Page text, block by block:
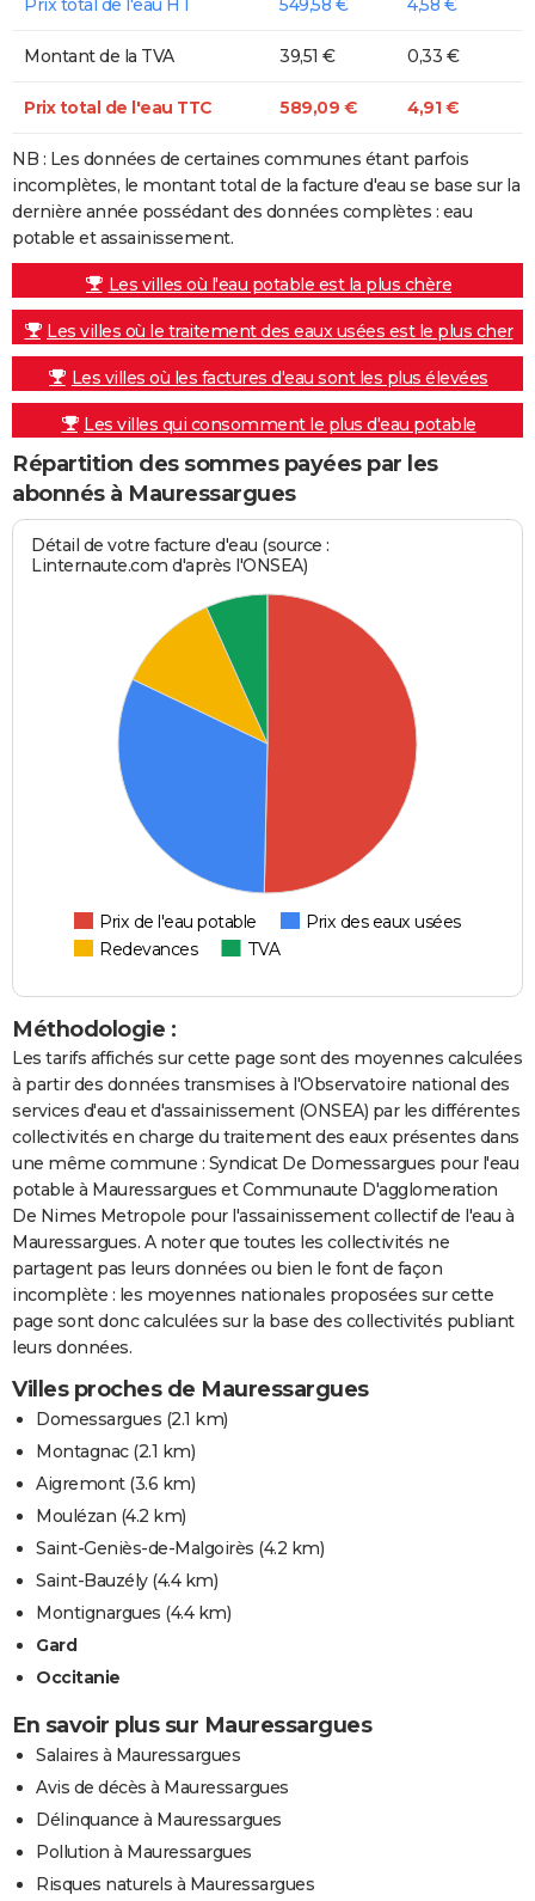
Montant de la TVA 39,51 € 0,33 €
Prix total de l'eau TTC 589,09 € 4,91 €
NB : Les données de certaines communes étant parfois
incomplètes, le montant total de la facture d'eau se base sur la
dernière année possédant des données complètes : eau
potable et assainissement.
Les villes où l'eau potable est la plus chère
Les villes où le traitement des eaux usées est le plus cher
Les villes où les factures d'eau sont les plus élevées
Les villes qui consomment le plus d'eau potable
Répartition des sommes payées par les
abonnés à Mauressargues
Détail de votre facture d'eau (source :
Linternaute.com d'après l'ONSEA)
Prix de l'eau potable
Prix des eaux usées
Redevances
TVA
Méthodologie :
Les tarifs affichés sur cette page sont des moyennes calculées
à partir des données transmises à l'Observatoire national des
services d'eau et d'assainissement (ONSEA) par les différentes
collectivités en charge du traitement des eaux présentes dans
une même commune : Syndicat De Domessargues pour l'eau
potable à Mauressargues et Communaute D'agglomeration
De Nimes Metropole pour l'assainissement collectif de l'eau à
Mauressargues. A noter que toutes les collectivités ne
partagent pas leurs données ou bien le font de façon
incomplète : les moyennes nationales proposées sur cette
page sont donc calculées sur la base des collectivités publiant
leurs données.
Villes proches de Mauressargues
Domessargues (2.1 km)
Montagnac(2.1 km)
Aigremont(3.6 km)
Moulézan (4.2 km)
Saint-Geniès-de-Malgoirès (4.2 km)
Saint-Bauzély(4.4 km)
Montignargues (4.4 km)
Gard
Occitanie
En savoir plus sur Mauressargues
Salaires à Mauressargues
Avis de décès à Mauressargues
Délinquance à Mauressargues
Pollution à Mauressargues
Risques naturels à Mauressargues